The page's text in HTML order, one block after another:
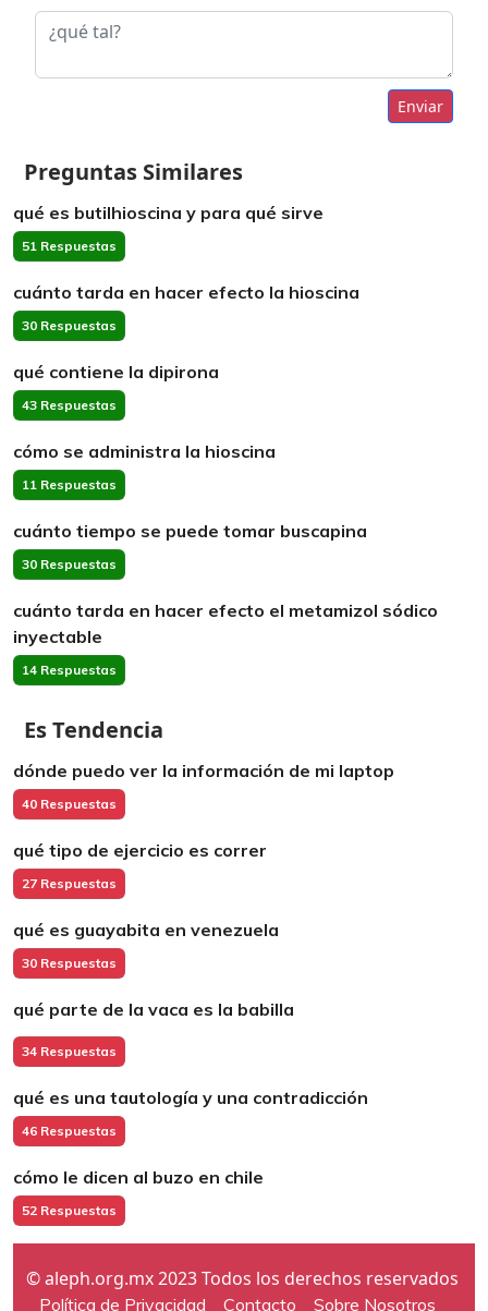
Enviar
Preguntas Similares
qué es butilhioscina y para qué sirve
51 Respuestas
cuánto tarda en hacer efecto la hioscina
30 Respuestas
qué contiene la dipirona
43 Respuestas
cómo se administra la hioscina
11 Respuestas
cuánto tiempo se puede tomar buscapina
30 Respuestas
cuánto tarda en hacer efecto el metamizol sódico
inyectable
14 Respuestas
Es Tendencia
dónde puedo ver la información de mi laptop
40 Respuestas
qué tipo de ejercicio es correr
27 Respuestas
qué es guayabita en venezuela
30 Respuestas
qué parte de la vaca es la babilla
34 Respuestas
qué es una tautología y una contradicción
46 Respuestas
cómo le dicen al buzo en chile
52 Respuestas
© aleph.org.mx 2023 Todos los derechos reservados
Política de Privacidad Contacto Sobre Nosotros